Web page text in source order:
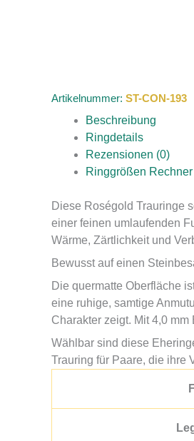
Artikelnummer: ST-CON-193
Beschreibung
Ringdetails
Rezensionen (0)
Ringgrößen Rechner
Diese Roségold Trauringe
einer feinen umlaufenden
Wärme, Zärtlichkeit und
Bewusst auf einen
Die quermatte Oberfläche
eine ruhige, samtige
Charakter zeigt. Mit 4,0
Wählbar sind diese
Trauring für Paare, die ihre